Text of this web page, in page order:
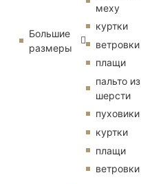
Большие
размеры
меху
куртки
ветровки
плащи
пальто из
шерсти
пуховики
куртки
плащи
ветровки